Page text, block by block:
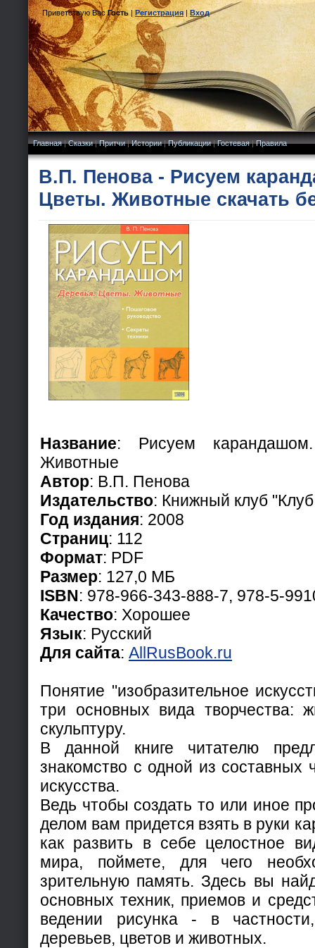
Приветствую Вас Гость|Регистрация|Вход
Главная|Сказки|Притчи|Истории|Публикации|Гостевая|Правила
В.П. Пенова - Рисуем
Цветы. Животные скачать
Название: Рисуем
Животные
Автор: В.П. Пенова
Издательство: Книжный клуб
Год издания: 2008
Страниц: 112
Формат: PDF
Размер: 127,0 МБ
ISBN: 978-966-343-888-7, 978-5-
Качество: Хорошее
Язык: Русский
Для сайта: AllRusBook.ru
Понятие "изобразительное
три основных вида творчества:
скульптуру.
В данной книге читателю
знакомство с одной из составных
искусства.
Ведь чтобы создать то или иное
делом вам придется взять в руки
как развить в себе целостное
мира, поймете, для чего
зрительную память. Здесь вы
основных техник, приемов и
ведении рисунка - в
деревьев, цветов и животных.